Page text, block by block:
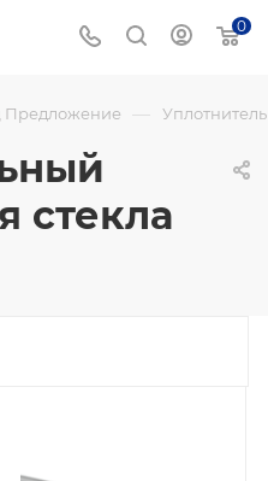
0
Предложение —
стекла